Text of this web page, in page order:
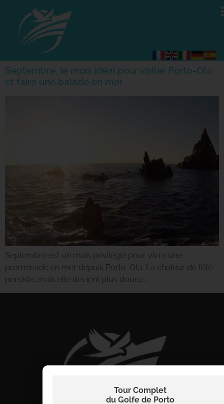
Septembre, le mois idéal pour visiter Porto-Ota
et faire une balade en mer
Septembre est un mois privilégié pour vivre une
promenade en mer depuis Porto-Ota. La chaleur de l’été
persiste, mais elle devient plus douce…
Tour Complet
du Golfe de Porto